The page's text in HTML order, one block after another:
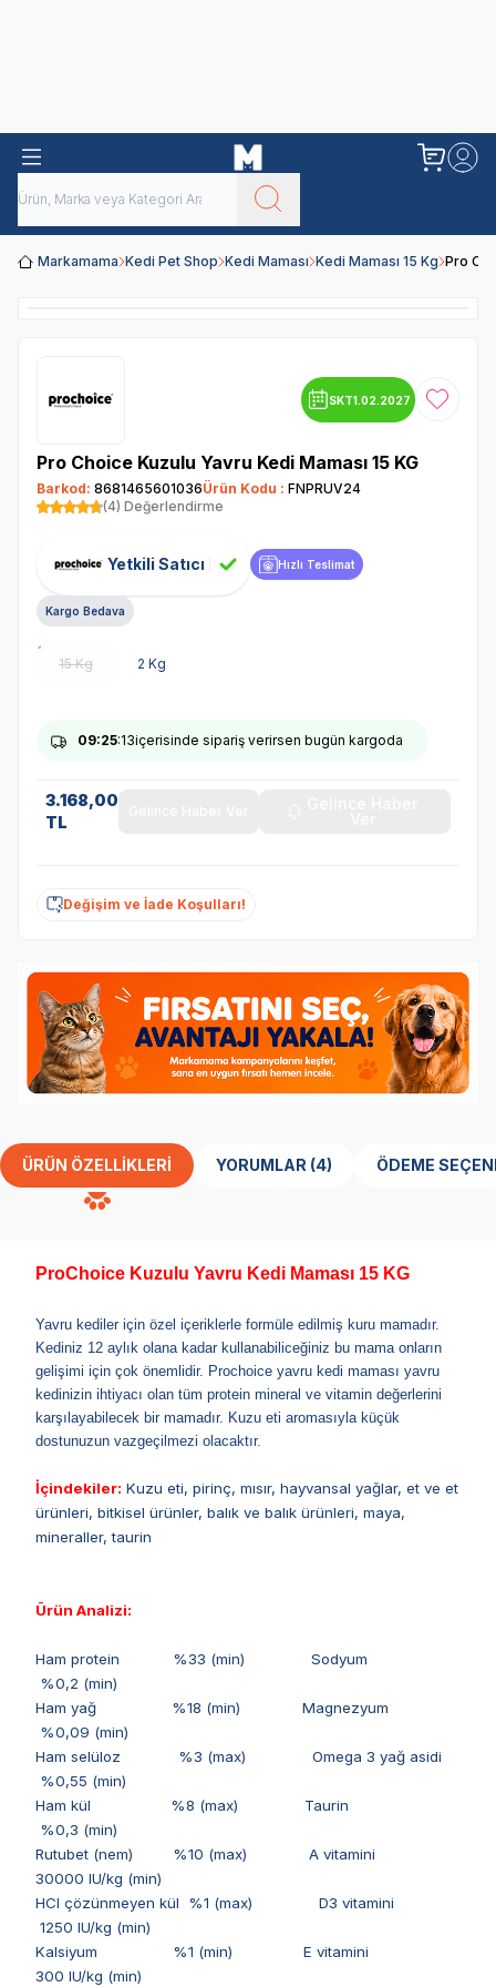
Markamama Kedi Pet Shop Kedi Maması Kedi Maması 15 Kg Pro
SKT1.02.2027 Favoriye
Pro Choice Kuzulu Yavru Kedi Maması 15 KG
Barkod: 8681465601036Ürün Kodu : FNPRUV24
(4) Değerlendirme
Yetkili Satıcı Hızlı Teslimat
Kargo Bedava
15 Kg 2 Kg
09:25:13içerisinde sipariş verirsen bugün kargoda
3.168,00
TL
Değişim ve İade Koşulları!
ÜRÜN ÖZELLIKLERI YORUMLAR (4) ÖDEME
ProChoice Kuzulu Yavru Kedi Maması 15 KG
Yavru kediler için özel içeriklerle formüle edilmiş kuru mamadır.
Kediniz 12 aylık olana kadar kullanabiliceğiniz bu mama onların
gelişimi için çok önemlidir. Prochoice yavru kedi maması yavru
kedinizin ihtiyacı olan tüm protein mineral ve vitamin değerlerini
karşılayabilecek bir mamadır. Kuzu eti aromasıyla küçük
dostunuzun vazgeçilmezi olacaktır.
İçindekiler: Kuzu eti, pirinç, mısır, hayvansal yağlar, et ve et
ürünleri, bitkisel ürünler, balık ve balık ürünleri, maya,
mineraller, taurin
Ürün Analizi:
Ham protein %33 (min) Sodyum
%0,2 (min)
Ham yağ %18 (min) Magnezyum
%0,09 (min)
Ham selüloz %3 (max) Omega 3 yağ asidi
%0,55 (min)
Ham kül %8 (max) Taurin
%0,3 (min)
Rutubet (nem) %10 (max) A vitamini
30000 IU/kg (min)
HCl çözünmeyen kül %1 (max) D3 vitamini
1250 IU/kg (min)
Kalsiyum %1 (min) E vitamini
300 IU/kg (min)